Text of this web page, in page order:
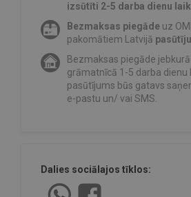
izsūtīti 2-5 darba dienu
Bezmaksas piegāde uz
pakomātiem Latvijā
Bezmaksas piegāde jebkurā
grāmatnīcā 1-5 darba dienu
pasūtījums būs gatavs
e-pastu un/ vai SMS.
Dalies sociālajos tīklos: